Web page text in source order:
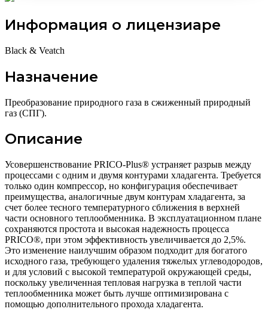
Информация о лицензиаре
Black & Veatch
Назначение
Преобразование природного газа в сжиженный природный
газ (СПГ).
Описание
Усовершенствование PRICO-Plus® устраняет разрыв между
процессами с одним и двумя контурами хладагента. Требуется
только один компрессор, но конфигурация обеспечивает
преимущества, аналогичные двум контурам хладагента, за
счет более тесного температурного сближения в верхней
части основного теплообменника. В эксплуатационном плане
сохраняются простота и высокая надежность процесса
PRICO®, при этом эффективность увеличивается до 2,5%.
Это изменение наилучшим образом подходит для богатого
исходного газа, требующего удаления тяжелых углеводородов,
и для условий с высокой температурой окружающей среды,
поскольку увеличенная тепловая нагрузка в теплой части
теплообменника может быть лучше оптимизирована с
помощью дополнительного прохода хладагента.